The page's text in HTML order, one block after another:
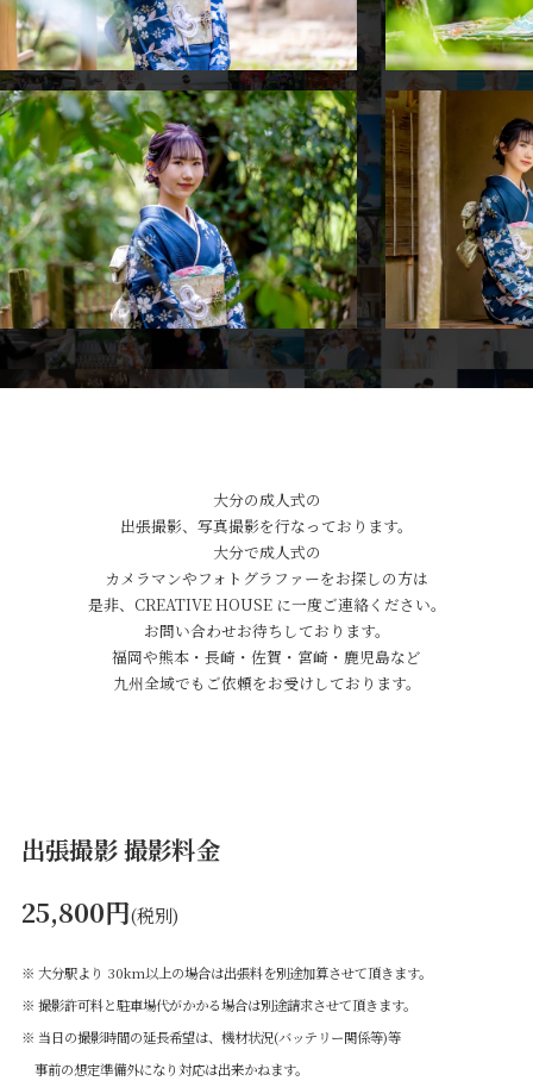
大分の成人式の
出張撮影、写真撮影を行なっております。
大分で成人式の
カメラマンやフォトグラファーをお探しの方は
是非、CREATIVE HOUSE に一度ご連絡ください。
お問い合わせお待ちしております。
福岡や熊本・長崎・佐賀・宮崎・鹿児島など
九州全域でもご依頼をお受けしております。
出張撮影 撮影料金
25,800円(税別)
※ 大分駅より 30km以上の場合は出張料を別途加算させて頂きます。
※ 撮影許可料と駐車場代がかかる場合は別途請求させて頂きます。
※ 当日の撮影時間の延長希望は、機材状況(バッテリー関係等)等
事前の想定準備外になり対応は出来かねます。